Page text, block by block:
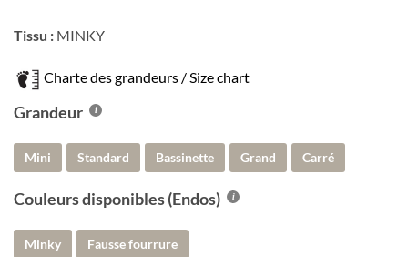
Tissu : MINKY
Charte des grandeurs / Size chart
Grandeur
Mini Standard Bassinette Grand Carré
Couleurs disponibles (Endos)
Minky Fausse fourrure